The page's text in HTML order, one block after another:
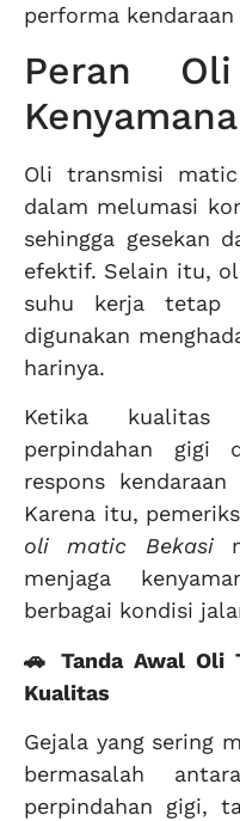
performa
Peran
Oli transmisi
dalam melumasi
sehingga gesekan
efektif. Selain itu,
suhu kerja tetap
digunakan
harinya.
Ketika
perpindahan gigi
respons
Karena itu,
oli matic Bekasi
menjaga
berbagai kondisi
🚗 Tanda Awal Oli
Kualitas
Gejala yang sering
bermasalah
perpindahan gigi,